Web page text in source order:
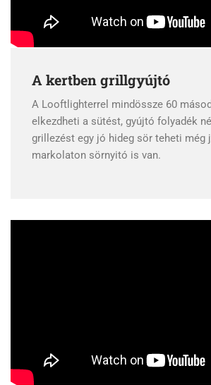
A kertben grillgyújtó
A Looftlighterrel mindössze 60
elkezdheti a sütést, gyújtó folyadék
grillezést egy jó hideg sör teheti még
markolaton sörnyitó is van.